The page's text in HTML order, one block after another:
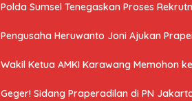
Polda Sumsel Tenegaskan Proses
Pengusaha Heruwanto Joni Ajukan
Wakil Ketua AMKI Karawang Memohon
Geger! Sidang Praperadilan di PN